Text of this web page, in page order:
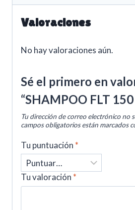
Valoraciones
No hay valoraciones aún.
Sé el primero en
“SHAMPOO FLT 150
Tu dirección de correo electrónico no
campos obligatorios están marcados
Tu puntuación *
Tu valoración *